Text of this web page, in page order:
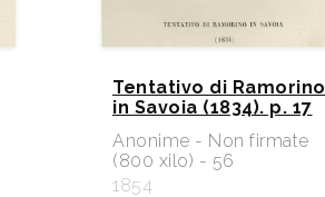
Tentativo di Ramorino
in Savoia (1834). p. 17
Anonime - Non firmate
(800 xilo) - 56
1854